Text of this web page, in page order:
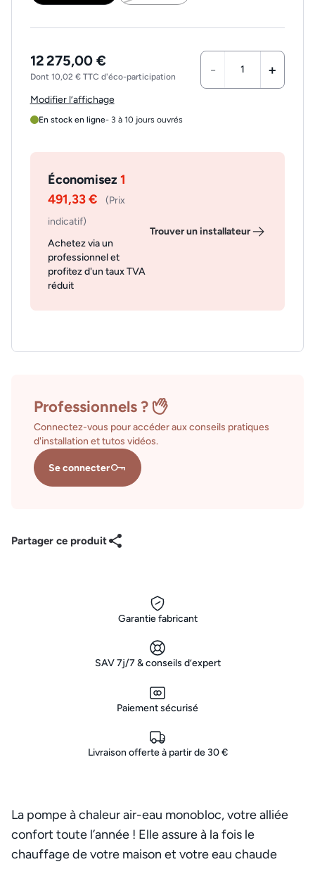
12 275,00 €
Dont 10,02 € TTC d'éco-participation - +
Modifier l’affichage
En stock en ligne- 3 à 10 jours ouvrés
Économisez1
491,33 €
(Prix
indicatif)
Achetez via un
professionnel et
profitez d'un taux TVA
réduit
Trouver un installateur
Professionnels ?
Connectez-vous pour accéder aux conseils pratiques
d'installation et tutos vidéos.
Se connecter
Partager ce produit
Garantie fabricant
SAV 7j/7 & conseils d’expert
Paiement sécurisé
Livraison offerte à partir de 30 €
La pompe à chaleur air-eau monobloc, votre alliée
confort toute l’année ! Elle assure à la fois le
chauffage de votre maison et votre eau chaude